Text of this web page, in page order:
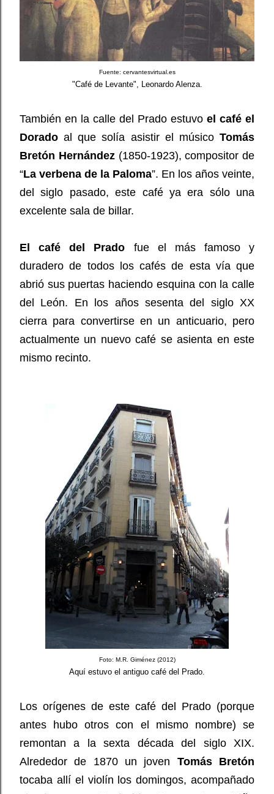
Fuente: cervantesvirtual.es
"Café de Levante", Leonardo Alenza.
También en la calle del Prado estuvo el café el
Dorado al que solía asistir el músico Tomás
Bretón Hernández(1850-1923), compositor de
“La verbena de la Paloma”. En los años veinte,
del siglo pasado, este café ya era sólo una
excelente sala de billar.
El café del Prado fue el más famoso y
duradero de todos los cafés de esta vía que
abrió sus puertas haciendo esquina con la calle
del León. En los años sesenta del siglo XX
cierra para convertirse en un anticuario, pero
actualmente un nuevo café se asienta en este
mismo recinto.
Foto: M.R. Giménez (2012)
Aquí estuvo el antiguo café del Prado.
Los orígenes de este café del Prado (porque
antes hubo otros con el mismo nombre) se
remontan a la sexta década del siglo XIX.
Alrededor de 1870 un joven Tomás Bretón
tocaba allí el violín los domingos, acompañado